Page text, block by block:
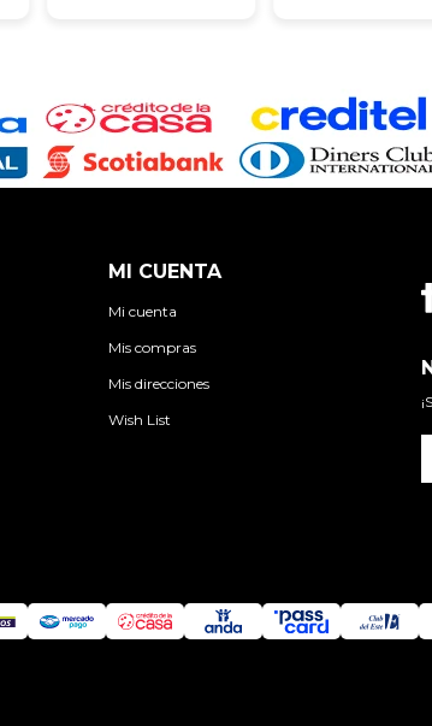
MI CUENTA
Mi cuenta
Mis compras
Mis direcciones
Wish List